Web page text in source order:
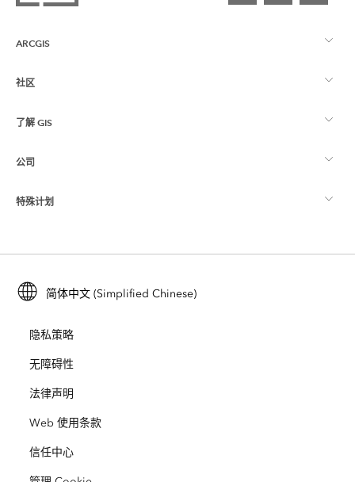
ARCGIS
ArcGIS 概览
制图
Esri Store
社区
Esri 社区
ArcGIS 博客
Esri 年轻专家关系网
了解 GIS
什么是 GIS？
位置智能
培训
ArcUser
ArcNews
ArcWatch
Esri 视频
公司
关于 Esri
招贤纳士
开放视野
业务行为准则
特殊计划
ArcGIS for Student Use
保护
教育
简体中文 (Simplified Chinese)
隐私策略
无障碍性
法律声明
Web 使用条款
信任中心